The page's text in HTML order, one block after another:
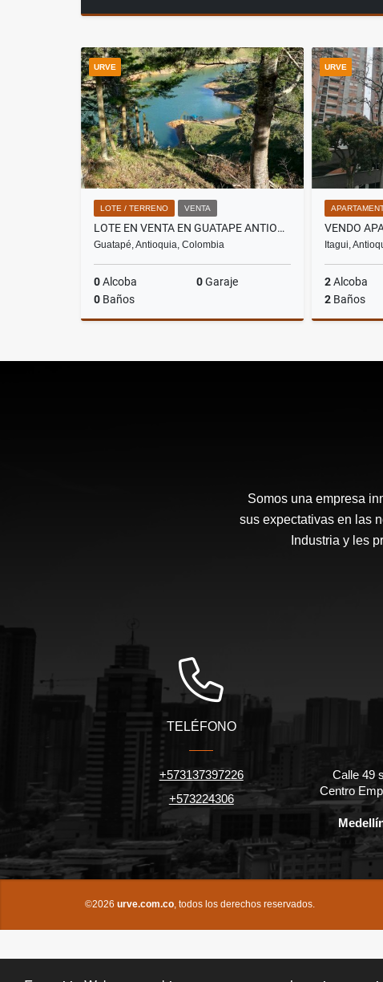
URVE
LOTE / TERRENO VENTA
LOTE EN VENTA EN GUATAPE ANTIOQUIA
Guatapé, Antioquia, Colombia
0Alcoba 0Garaje
0 Baños
$955.000.000
URVE
Itagui,
2Alcoba
2 Baños
Somos una empresa
sus expectativas en las
Industria y les
TELÉFONO
+573137397226
+573224306
Calle 49
Centro
©2026 urve.com.co, todos los derechos reservados.